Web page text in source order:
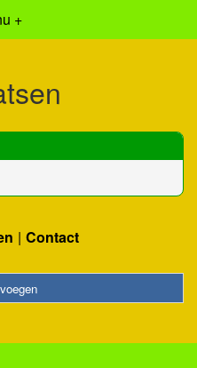
+
Contact